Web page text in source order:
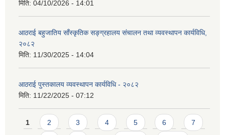
मिति: 04/10/2026 - 14:01
आठराई बहुजातिय साँस्कृतिक सङ्ग्रहालय संचालन तथा व्यवस्थापन कार्यविधि,
२०८२
मिति: 11/30/2025 - 14:04
आठराई पुस्तकालय व्यवस्थापन कार्यविधि - २०८२
मिति: 11/22/2025 - 07:12
Pages
1 2 3 4 5 6 7